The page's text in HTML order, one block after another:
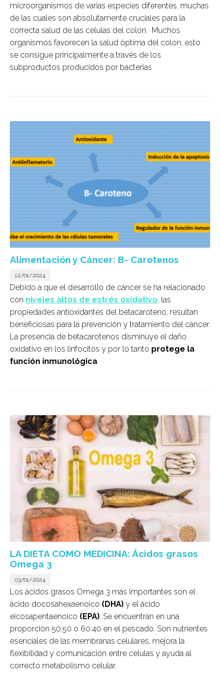
microorganismos de varias especies diferentes, muchas
de las cuales son absolutamente cruciales para la
correcta salud de las células del colon. Muchos
organismos favorecen la salud óptima del colon, esto
se consigue principalmente a través de los
subproductos producidos por bacterias
Alimentación y Cáncer: B- Carotenos
12/01/2024
Debido a que el desarrollo de cáncer se ha relacionado
con niveles altos de estrés oxidativo, las
propiedades antioxidantes del betacaroteno, resultan
beneficiosas para la prevención y tratamiento del cáncer.
La presencia de betacarotenos disminuye el daño
oxidativo en los linfocitos y por lo tanto protege la
función inmunológica
LA DIETA COMO MEDICINA: Ácidos grasos
Omega 3
03/01/2024
L os ácidos grasos Omega 3 más importantes son el
ácido docosahexaenoico (DHA) y el ácido
eicosapentaenoico (EPA). Se encuentran en una
proporción 50:50 o 60:40 en el pescado. Son nutrientes
esenciales de las membranas celulares, mejora la
flexibilidad y comunicación entre células y ayuda al
correcto metabolismo celular.